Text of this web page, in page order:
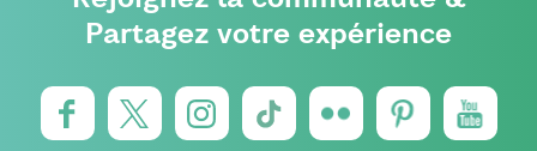
Partagez votre expérience